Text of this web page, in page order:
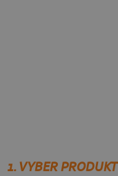
1. VYBER PRODUKT